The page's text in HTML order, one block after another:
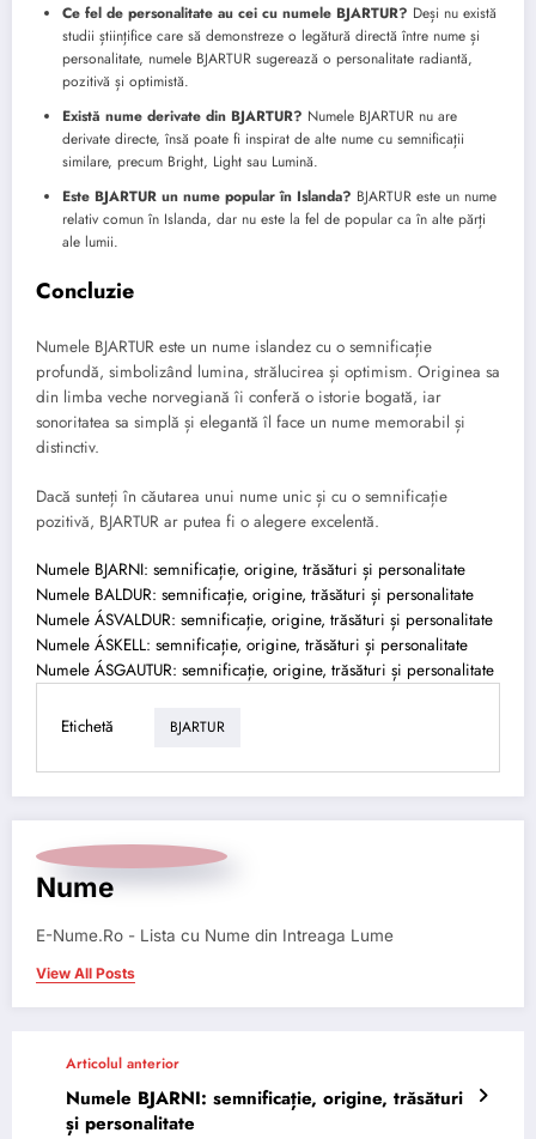
Ce fel de personalitate au cei cu numele BJARTUR? Deși nu există
studii științifice care să demonstreze o legătură directă între nume și
personalitate, numele BJARTUR sugerează o personalitate radiantă,
pozitivă și optimistă.
Există nume derivate din BJARTUR? Numele BJARTUR nu are
derivate directe, însă poate fi inspirat de alte nume cu semnificații
similare, precum Bright, Light sau Lumină.
Este BJARTUR un nume popular în Islanda? BJARTUR este un nume
relativ comun în Islanda, dar nu este la fel de popular ca în alte părți
ale lumii.
Concluzie
Numele BJARTUR este un nume islandez cu o semnificație
profundă, simbolizând lumina, strălucirea și optimism. Originea sa
din limba veche norvegiană îi conferă o istorie bogată, iar
sonoritatea sa simplă și elegantă îl face un nume memorabil și
distinctiv.
Dacă sunteți în căutarea unui nume unic și cu o semnificație
pozitivă, BJARTUR ar putea fi o alegere excelentă.
Numele BJARNI: semnificație, origine, trăsături și personalitate
Numele BALDUR: semnificație, origine, trăsături și personalitate
Numele ÁSVALDUR: semnificație, origine, trăsături și personalitate
Numele ÁSKELL: semnificație, origine, trăsături și personalitate
Numele ÁSGAUTUR: semnificație, origine, trăsături și personalitate
Etichetă BJARTUR
Nume
E-Nume.Ro - Lista cu Nume din Intreaga Lume
View All Posts
Articolul anterior
Numele BJARNI: semnificație, origine, trăsături
și personalitate